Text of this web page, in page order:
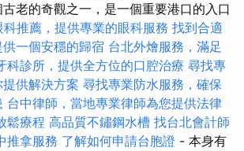
老的奇觀之一，是一個重要港口的入口
科推薦，提供專業的眼科服務 找到合適
一個安穩的歸宿 台北外燴服務，滿足
科診所，提供全方位的口腔治療 尋找專
供解決方案 尋找專業防水服務，確保
台中律師，當地專業律師為您提供法律
鬆療程 高品質不鏽鋼水槽 找台北會計師
推拿服務 了解如何申請台胞證 - 本身有